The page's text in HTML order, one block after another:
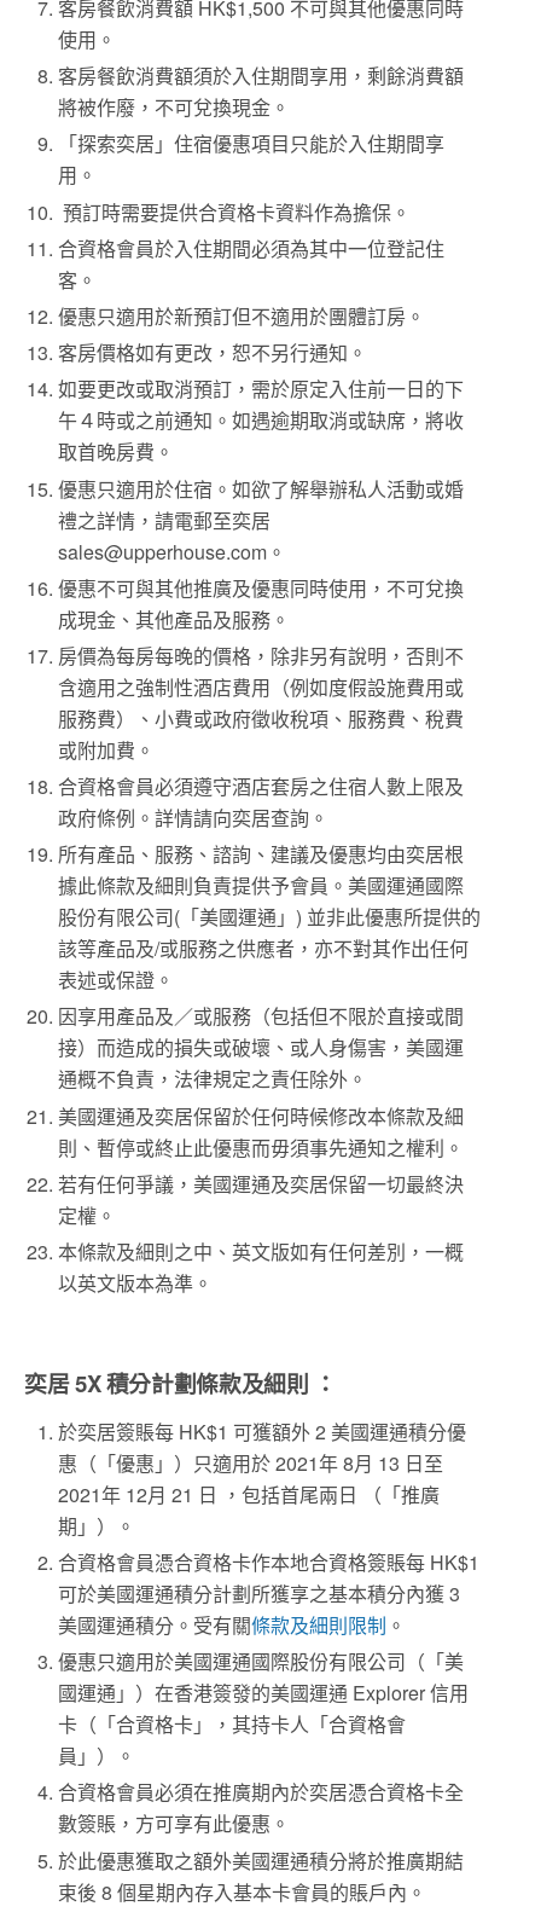
客房餐飲消費額 HK$1,500 不可與其他優惠同時
使用。
客房餐飲消費額須於入住期間享用，剩餘消費額
將被作廢，不可兌換現金。
「探索奕居」住宿優惠項目只能於入住期間享
用。
預訂時需要提供合資格卡資料作為擔保。
合資格會員於入住期間必須為其中一位登記住
客。
優惠只適用於新預訂但不適用於團體訂房。
客房價格如有更改，恕不另行通知。
如要更改或取消預訂，需於原定入住前一日的下
午４時或之前通知。如遇逾期取消或缺席，將收
取首晚房費。
優惠只適用於住宿。如欲了解舉辦私人活動或婚
禮之詳情，請電郵至奕居
sales@upperhouse.com。
優惠不可與其他推廣及優惠同時使用，不可兌換
成現金、其他產品及服務。
房價為每房每晚的價格，除非另有說明，否則不
含適用之強制性酒店費用（例如度假設施費用或
服務費）、小費或政府徵收稅項、服務費、稅費
或附加費。
合資格會員必須遵守酒店套房之住宿人數上限及
政府條例。詳情請向奕居查詢。
所有產品、服務、諮詢、建議及優惠均由奕居根
據此條款及細則負責提供予會員。美國運通國際
股份有限公司(「美國運通」) 並非此優惠所提供的
該等產品及/或服務之供應者，亦不對其作出任何
表述或保證。
因享用產品及／或服務（包括但不限於直接或間
接）而造成的損失或破壞、或人身傷害，美國運
通概不負責，法律規定之責任除外。
美國運通及奕居保留於任何時候修改本條款及細
則、暫停或終止此優惠而毋須事先通知之權利。
若有任何爭議，美國運通及奕居保留一切最終決
定權。
本條款及細則之中、英文版如有任何差別，一概
以英文版本為準。
奕居 5X 積分計劃條款及細則 ：
於奕居簽賬每 HK$1 可獲額外 2 美國運通積分優
惠（「優惠」）只適用於 2021年 8月 13 日至
2021年 12月 21 日 ，包括首尾兩日 （「推廣
期」）。
合資格會員憑合資格卡作本地合資格簽賬每 HK$1
可於美國運通積分計劃所獲享之基本積分內獲 3
美國運通積分。受有關條款及細則限制 。
優惠只適用於美國運通國際股份有限公司（「美
國運通」）在香港簽發的美國運通 Explorer 信用
卡（「合資格卡」，其持卡人「合資格會
員」）。
合資格會員必須在推廣期內於奕居憑合資格卡全
數簽賬，方可享有此優惠。
於此優惠獲取之額外美國運通積分將於推廣期結
束後 8 個星期內存入基本卡會員的賬戶內。